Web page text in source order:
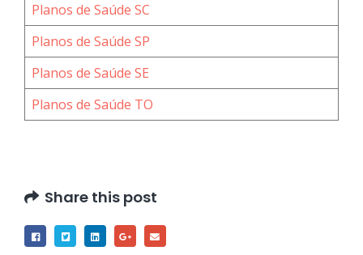
Planos de Saúde SC
Planos de Saúde SP
Planos de Saúde SE
Planos de Saúde TO
Share this post